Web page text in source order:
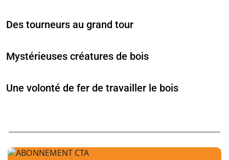
Des tourneurs au grand tour
Mystérieuses créatures de bois
Une volonté de fer de travailler le bois